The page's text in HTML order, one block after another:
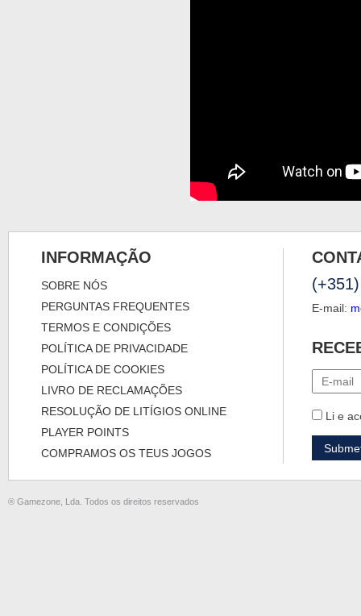
INFORMAÇÃO
SOBRE NÓS
PERGUNTAS FREQUENTES
TERMOS E CONDIÇÕES
POLÍTICA DE PRIVACIDADE
POLÍTICA DE COOKIES
LIVRO DE RECLAMAÇÕES
RESOLUÇÃO DE LITÍGIOS ONLINE
PLAYER POINTS
COMPRAMOS OS TEUS JOGOS
E-mail:
Li e
® Gamezone, Lda. Todos os direitos reservados